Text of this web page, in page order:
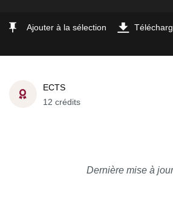
Ajouter à la sélection
ECTS
12 crédits
Dernière mise à